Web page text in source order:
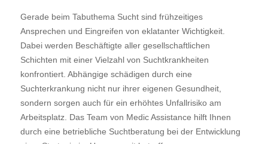
Gerade beim Tabuthema Sucht sind frühzeitiges
Ansprechen und Eingreifen von eklatanter Wichtigkeit.
Dabei werden Beschäftigte aller gesellschaftlichen
Schichten mit einer Vielzahl von Suchtkrankheiten
konfrontiert. Abhängige schädigen durch eine
Suchterkrankung nicht nur ihrer eigenen Gesundheit,
sondern sorgen auch für ein erhöhtes Unfallrisiko am
Arbeitsplatz. Das Team von Medic Assistance hilft Ihnen
durch eine betriebliche Suchtberatung bei der Entwicklung